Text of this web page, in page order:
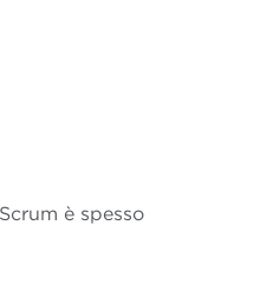
è spesso